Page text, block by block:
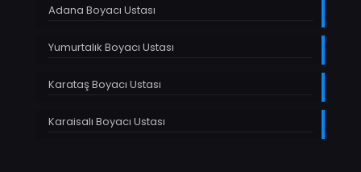
Adana Boyacı Ustası
Yumurtalık Boyacı Ustası
Karataş Boyacı Ustası
Karaisalı Boyacı Ustası